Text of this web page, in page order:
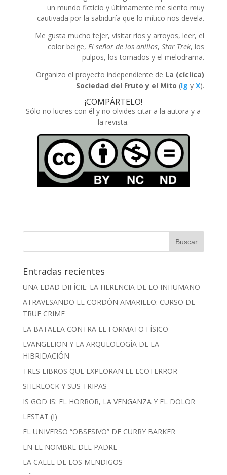
un mundo ficticio y últimamente me siento muy
cautivada por la sabiduría que lo mítico nos devela.
Me gusta mucho tejer, visitar ríos y arroyos, leer, el
color beige, El señor de los anillos,Star Trek, los
pulpos, los tornados y el melodrama.
Organizo el proyecto independiente de La (cíclica)
Sociedad del Fruto y el Mito (IgyX).
¡COMPÁRTELO!
Sólo no lucres con él y no olvides citar a la autora y a
la revista.
Entradas recientes
UNA EDAD DIFÍCIL: LA HERENCIA DE LO INHUMANO
ATRAVESANDO EL CORDÓN AMARILLO: CURSO DE
TRUE CRIME
LA BATALLA CONTRA EL FORMATO FÍSICO
EVANGELION Y LA ARQUEOLOGÍA DE LA
HIBRIDACIÓN
TRES LIBROS QUE EXPLORAN EL ECOTERROR
SHERLOCK Y SUS TRIPAS
IS GOD IS: EL HORROR, LA VENGANZA Y EL DOLOR
LESTAT (I)
EL UNIVERSO “OBSESIVO” DE CURRY BARKER
EN EL NOMBRE DEL PADRE
LA CALLE DE LOS MENDIGOS